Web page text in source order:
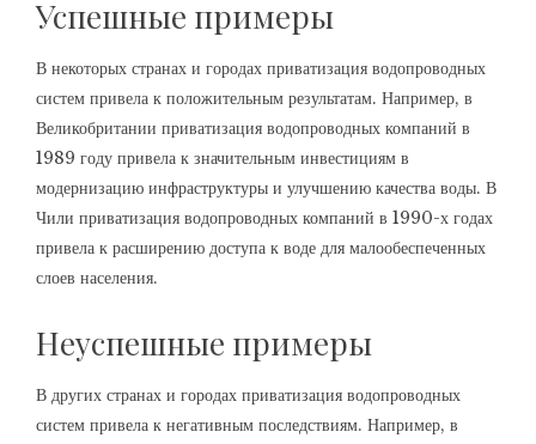
Успешные примеры
В некоторых странах и городах приватизация водопроводных
систем привела к положительным результатам. Например, в
Великобритании приватизация водопроводных компаний в
1989 году привела к значительным инвестициям в
модернизацию инфраструктуры и улучшению качества воды. В
Чили приватизация водопроводных компаний в 1990-х годах
привела к расширению доступа к воде для малообеспеченных
слоев населения.
Неуспешные примеры
В других странах и городах приватизация водопроводных
систем привела к негативным последствиям. Например, в